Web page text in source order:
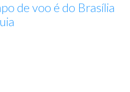
de voo é do Brasília